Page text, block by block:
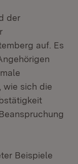
der
auf. Es
wie sich die
Beispiele